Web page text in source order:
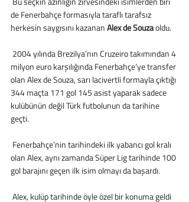
de Fenerbahçe formasıyla taraflı tarafsız
herkesin saygısını kazanan Alex de Souza oldu.
milyon euro karşılığında Fenerbahçe’ye transfer
olan Alex de Souza, sarı lacivertli formayla çıktığı
344 maçta 171 gol 145 asist yaparak sadece
kulübünün değil Türk futbolunun da tarihine
geçti.
olan Alex, aynı zamanda Süper Lig tarihinde 100
gol barajını geçen ilk isim olmayı da başardı.